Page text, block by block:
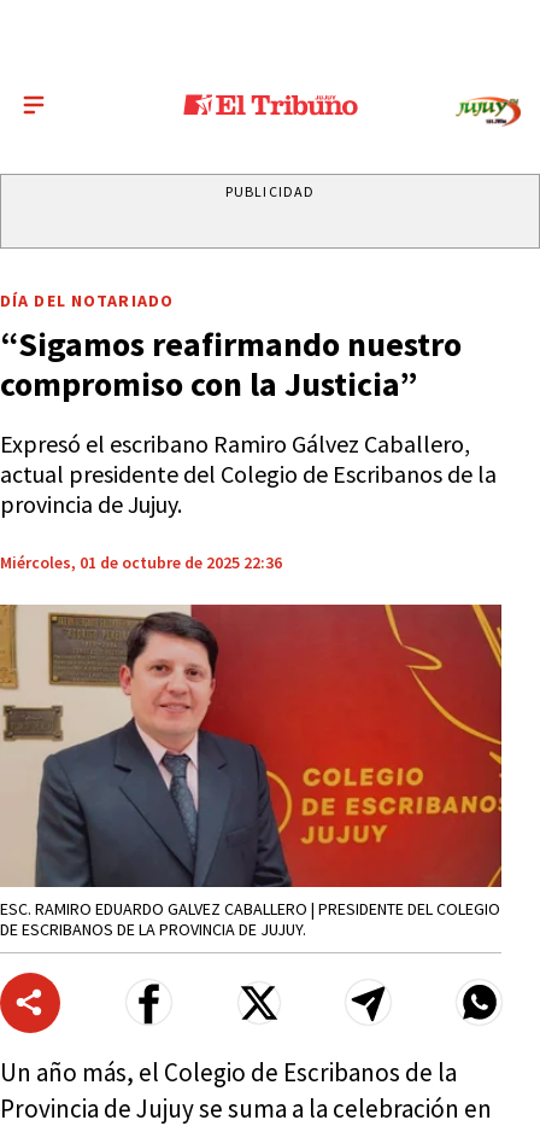
PUBLICIDAD
DÍA DEL NOTARIADO
“Sigamos reafirmando nuestro
compromiso con la Justicia”
Expresó el escribano Ramiro Gálvez Caballero,
actual presidente del Colegio de Escribanos de la
provincia de Jujuy.
Miércoles, 01 de octubre de 2025 22:36
ESC. RAMIRO EDUARDO GALVEZ CABALLERO | PRESIDENTE DEL COLEGIO
DE ESCRIBANOS DE LA PROVINCIA DE JUJUY.
Un año más, el Colegio de Escribanos de la
Provincia de Jujuy se suma a la celebración en